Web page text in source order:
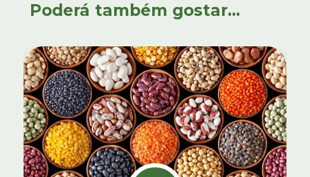
Poderá também gostar...